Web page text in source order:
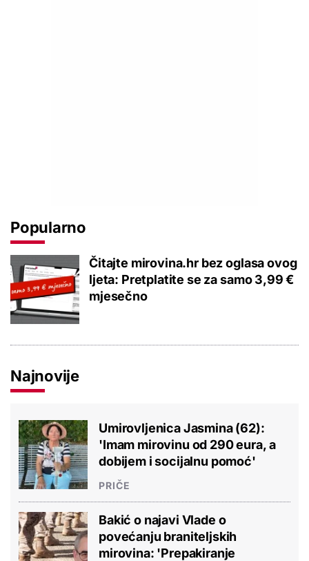
Popularno
Čitajte mirovina.hr bez oglasa ovog
ljeta: Pretplatite se za samo 3,99 €
mjesečno
Najnovije
Umirovljenica Jasmina (62):
'Imam mirovinu od 290 eura, a
dobijem i socijalnu pomoć'
PRIČE
Bakić o najavi Vlade o
povećanju braniteljskih
mirovina: 'Prepakiranje